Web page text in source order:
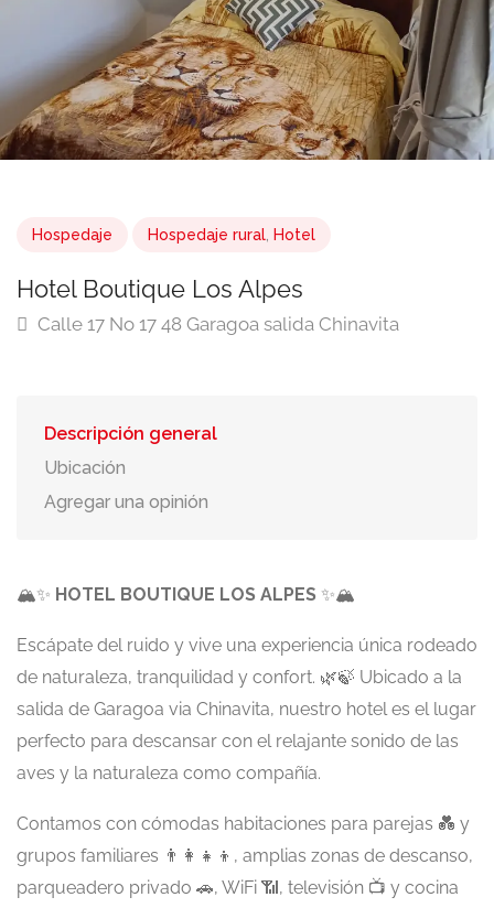
Hospedaje Hospedaje rural Hotel
Hotel Boutique Los Alpes
Calle 17 No 17 48 Garagoa salida Chinavita
Descripción general
Ubicación
Agregar una opinión
🏔️✨ HOTEL BOUTIQUE LOS ALPES ✨🏔️
Escápate del ruido y vive una experiencia única rodeado
de naturaleza, tranquilidad y confort. 🌿🍃 Ubicado a la
salida de Garagoa via Chinavita, nuestro hotel es el lugar
perfecto para descansar con el relajante sonido de las
aves y la naturaleza como compañía.
Contamos con cómodas habitaciones para parejas 💑 y
grupos familiares 👨‍👩‍👧‍👦, amplias zonas de descanso,
parqueadero privado 🚗, WiFi 📶, televisión 📺 y cocina